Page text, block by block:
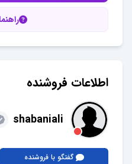
اطلاعات فروشنده
shabaniali
گفتگو با فروشنده